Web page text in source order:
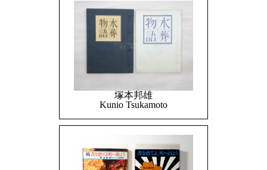
塚本邦雄
Kunio Tsukamoto